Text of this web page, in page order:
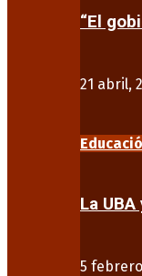
“El
21 abril,
La
5